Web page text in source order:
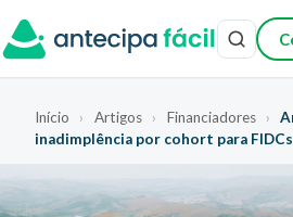
Início › Artigos › Financiadores ›
inadimplência por cohort para FIDCs